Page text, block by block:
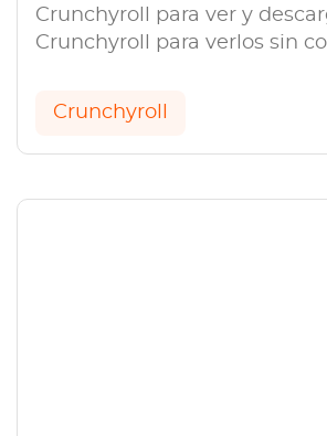
Crunchyroll para ver y
Crunchyroll para verlos sin
Crunchyroll